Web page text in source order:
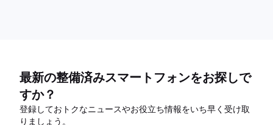
最新の整備済みスマートフォンをお探しで
すか？
登録しておトクなニュースやお役立ち情報をいち早く受け取
りましょう。